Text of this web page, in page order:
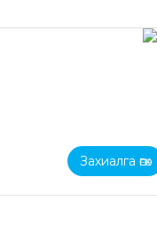
Захиалга өгөх